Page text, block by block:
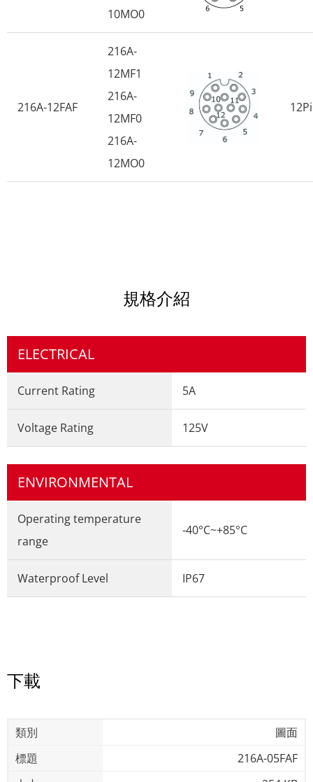
10MO0
216A-12FAF
216A-
12MF1
216A-
12MF0
216A-
12MO0
規格介紹
ELECTRICAL
Current Rating 5A
Voltage Rating 125V
ENVIRONMENTAL
Operating temperature
range
-40°C~+85°C
Waterproof Level IP67
下載
圖面
216A-05FAF